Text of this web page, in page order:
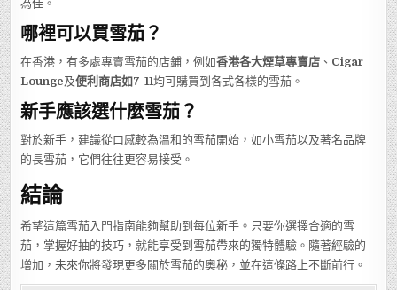
為佳。
哪裡可以買雪茄？
在香港，有多處專賣雪茄的店鋪，例如香港各大煙草專賣店 、 Cigar
Lounge及便利商店如7-11均可購買到各式各樣的雪茄。
新手應該選什麼雪茄？
對於新手，建議從口感較為溫和的雪茄開始，如小雪茄以及著名品牌
的長雪茄，它們往往更容易接受。
結論
希望這篇雪茄入門指南能夠幫助到每位新手。只要你選擇合適的雪
茄，掌握好抽的技巧，就能享受到雪茄帶來的獨特體驗。隨著經驗的
增加，未來你將發現更多關於雪茄的奧秘，並在這條路上不斷前行。